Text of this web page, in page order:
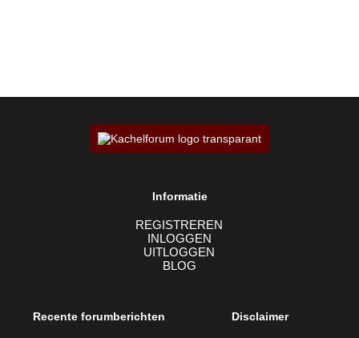
Informatie
REGISTREREN
INLOGGEN
UITLOGGEN
BLOG
Recente forumberichten Disclaimer